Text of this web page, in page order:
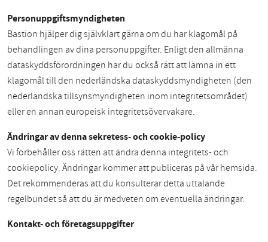
Personuppgiftsmyndigheten
Bastion hjälper dig självklart gärna om du har klagomål på
behandlingen av dina personuppgifter. Enligt den allmänna
dataskyddsförordningen har du också rätt att lämna in ett
klagomål till den nederländska dataskyddsmyndigheten (den
nederländska tillsynsmyndigheten inom integritetsområdet)
eller en annan europeisk integritetsövervakare.
Ändringar av denna sekretess- och cookie-policy
Vi förbehåller oss rätten att ändra denna integritets- och
cookiepolicy. Ändringar kommer att publiceras på vår hemsida.
Det rekommenderas att du konsulterar detta uttalande
regelbundet så att du är medveten om eventuella ändringar.
Kontakt- och företagsuppgifter